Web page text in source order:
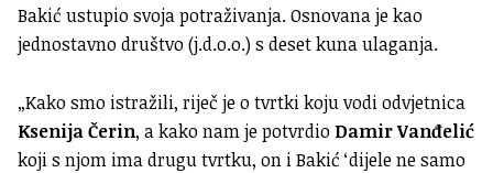
Bakić ustupio svoja potraživanja. Osnovana je kao
jednostavno društvo (j.d.o.o.) s deset kuna ulaganja.
„Kako smo istražili, riječ je o tvrtki koju vodi odvjetnica
Ksenija Čerin, a kako nam je potvrdio Damir Vanđelić
koji s njom ima drugu tvrtku, on i Bakić ‘dijele ne samo